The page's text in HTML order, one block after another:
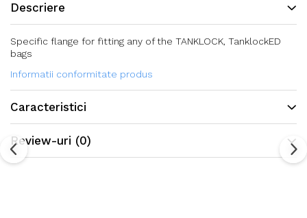
Descriere
Specific flange for fitting any of the TANKLOCK, TanklockED
bags
Informatii conformitate produs
Caracteristici
Review-uri (0)